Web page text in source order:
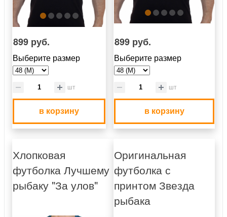
899 руб.
Выберите размер
шт
в корзину
899 руб.
Выберите размер
шт
в корзину
Хлопковая
футболка Лучшему
рыбаку "За улов"
Оригинальная
футболка с
принтом Звезда
рыбака